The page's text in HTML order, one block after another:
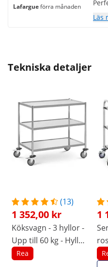
Lafargueförra månaden
Läs
Tekniska detaljer
(13)
1 352,00 kr
Köksvagn - 3 hyllor -
Upp till 60 kg - Hyllor:
84.5 x 52.5 x 80 cm -
Rea
1